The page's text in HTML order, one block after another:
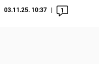
03.11.25. 10:37 1